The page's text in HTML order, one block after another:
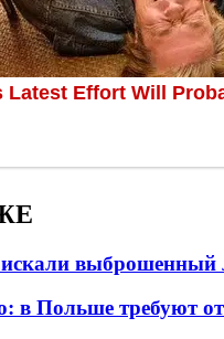
искали
в Польше требуют